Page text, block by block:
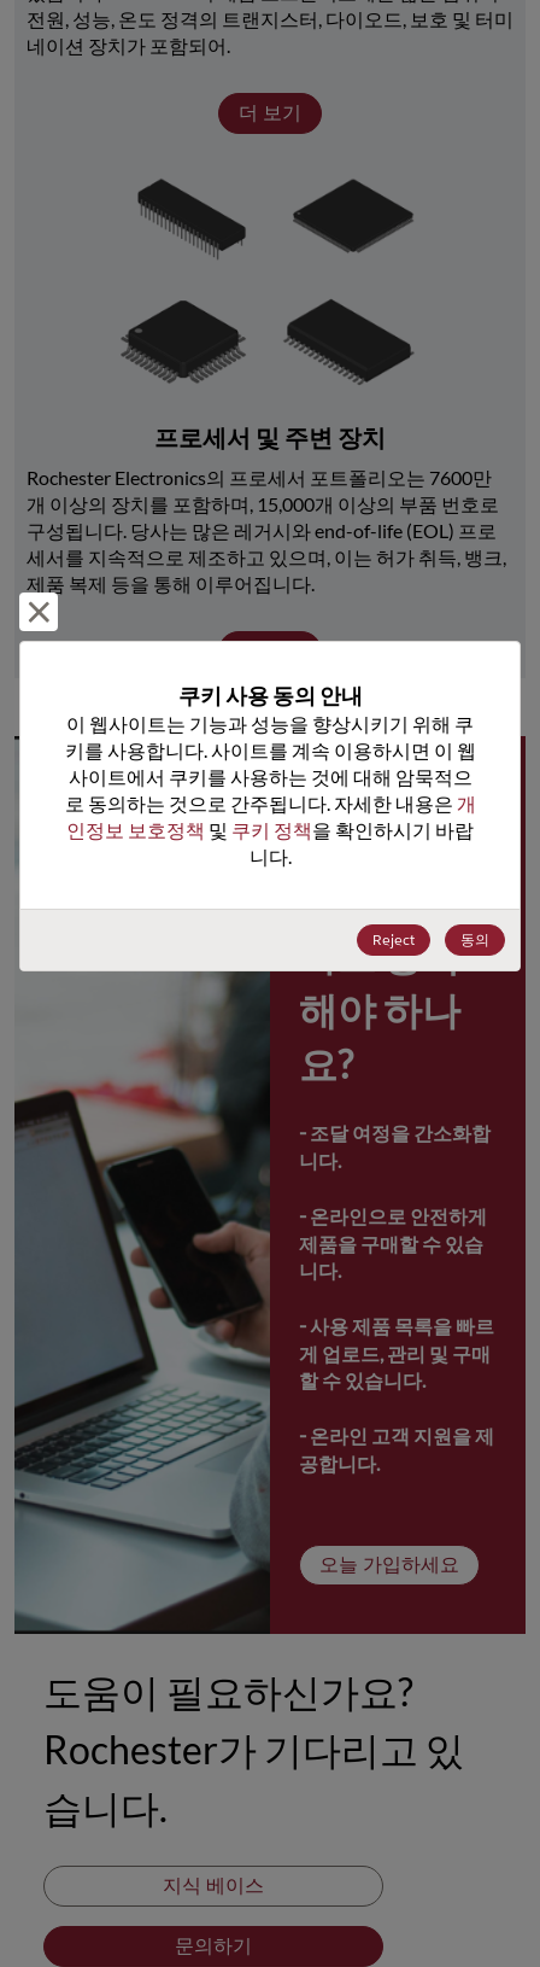
전원, 성능, 온도 정격의 트랜지스터, 다이오드, 보호 및 터미
네이션 장치가 포함되어.
더 보기
프로세서 및 주변 장치
Rochester Electronics의 프로세서 포트폴리오는 7600만
개 이상의 장치를 포함하며, 15,000개 이상의 부품 번호로
구성됩니다. 당사는 많은 레거시와 end-of-life (EOL) 프로
세서를 지속적으로 제조하고 있으며, 이는 허가 취득, 뱅크,
제품 복제 등을 통해 이루어집니다.
더 보기
왜
Rochester
포털 사용
자로 등록
해야 하나
요?
- 조달 여정을 간소화합
니다.
- 온라인으로 안전하게
제품을 구매할 수 있습
니다.
- 사용 제품 목록을 빠르
게 업로드, 관리 및 구매
할 수 있습니다.
- 온라인 고객 지원을 제
공합니다.
오늘 가입하세요
도움이 필요하신가요?
Rochester가 기다리고 있
습니다.
지식 베이스
문의하기
쿠키 사용 동의 안내
이 웹사이트는 기능과 성능을 향상시키기 위해 쿠
키를 사용합니다. 사이트를 계속 이용하시면 이 웹
사이트에서 쿠키를 사용하는 것에 대해 암묵적으
로 동의하는 것으로 간주됩니다. 자세한 내용은 개
인정보 보호정책 및 쿠키 정책을 확인하시기 바랍
니다.
Reject 동의